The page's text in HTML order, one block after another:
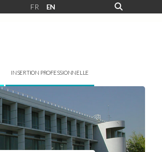
FR EN
INSERTION PROFESSIONNELLE